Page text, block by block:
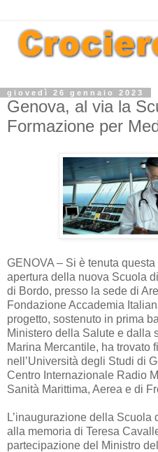
giovedì 26 gennaio 2023
Genova, al via la
Formazione per
GENOVA – Si è tenuta
apertura della nuova Scuola
di Bordo, presso la sede di
Fondazione Accademia
progetto, sostenuto in prima
Ministero della Salute e dalla
Marina Mercantile, ha trovato
nell’Università degli Studi di
Centro Internazionale Radio
Sanità Marittima, Aerea e di
L’inaugurazione della
alla memoria di Teresa
partecipazione del Ministro